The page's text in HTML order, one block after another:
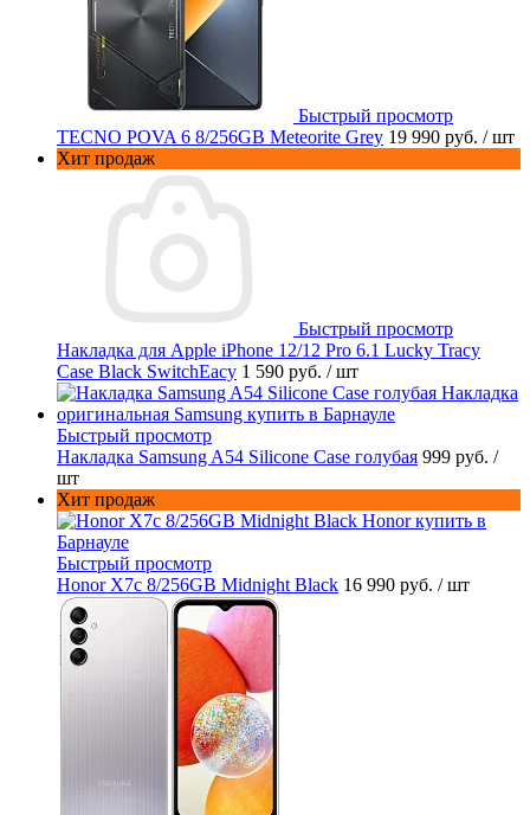
Быстрый просмотр
TECNO POVA 6 8/256GB Meteorite Grey 19 990 руб. / шт
Хит продаж
Быстрый просмотр
Накладка для Apple iPhone 12/12 Pro 6.1 Lucky Tracy
Case Black SwitchEacy 1 590 руб. / шт
Быстрый просмотр
Накладка Samsung A54 Silicone Case голубая 999 руб. /
шт
Хит продаж
Быстрый просмотр
Honor X7c 8/256GB Midnight Black 16 990 руб. / шт